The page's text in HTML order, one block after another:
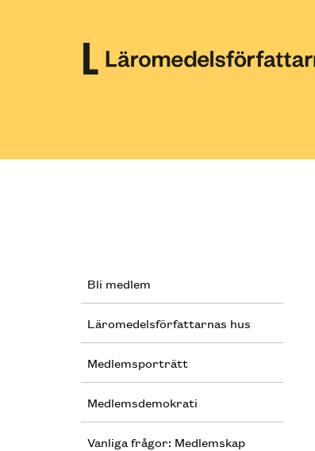
Bli medlem
Läromedelsförfattarnas hus
Medlemsporträtt
Medlemsdemokrati
Vanliga frågor: Medlemskap